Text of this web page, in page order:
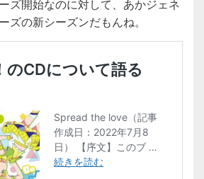
ズ開始なのに対して、あかジェネ
ズの新シーズンだもんね。